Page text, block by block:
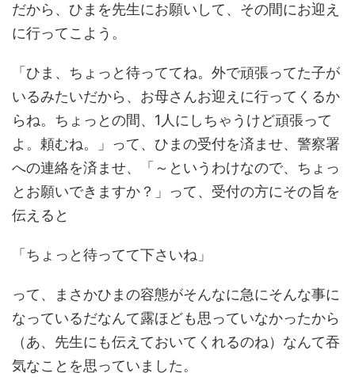
だから、ひまを先生にお願いして、その間にお迎え
に行ってこよう。
「ひま、ちょっと待っててね。外で頑張ってた子が
いるみたいだから、お母さんお迎えに行ってくるか
らね。ちょっとの間、1人にしちゃうけど頑張って
よ。頼むね。」って、ひまの受付を済ませ、警察署
への連絡を済ませ、「～というわけなので、ちょっ
とお願いできますか？」って、受付の方にその旨を
伝えると
「ちょっと待ってて下さいね」
って、まさかひまの容態がそんなに急にそんな事に
なっているだなんて露ほども思っていなかったから
（あ、先生にも伝えておいてくれるのね）なんて吞
気なことを思っていました。